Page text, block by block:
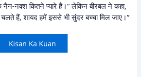
नैन-नक्श कितने प्यारे हैं।” लेकिन बीरबल ने कहा,
हैं, शायद हमें इससे भी सुंदर बच्चा मिल जाए।”
Kisan Ka Kuan